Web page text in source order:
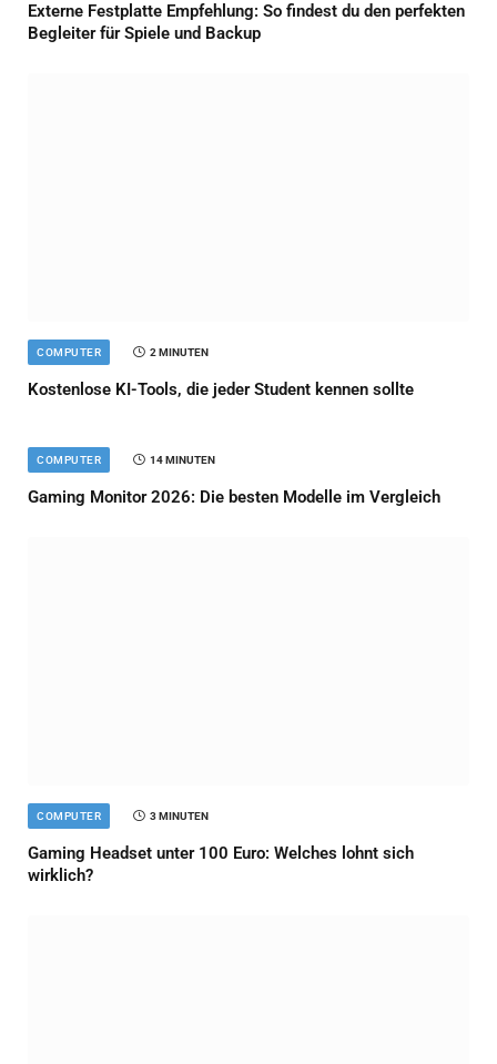
Externe Festplatte Empfehlung: So findest du den perfekten
Begleiter für Spiele und Backup
COMPUTER 2 MINUTEN
Kostenlose KI-Tools, die jeder Student kennen sollte
COMPUTER 14 MINUTEN
Gaming Monitor 2026: Die besten Modelle im Vergleich
COMPUTER 3 MINUTEN
Gaming Headset unter 100 Euro: Welches lohnt sich
wirklich?